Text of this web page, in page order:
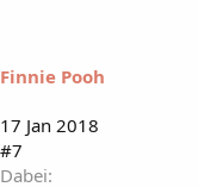
Finnie Pooh
17 Jan 2018
#7
Dabei